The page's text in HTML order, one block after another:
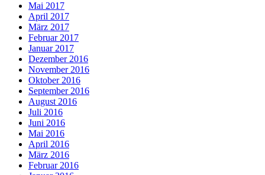
Mai 2017
April 2017
März 2017
Februar 2017
Januar 2017
Dezember 2016
November 2016
Oktober 2016
September 2016
August 2016
Juli 2016
Juni 2016
Mai 2016
April 2016
März 2016
Februar 2016